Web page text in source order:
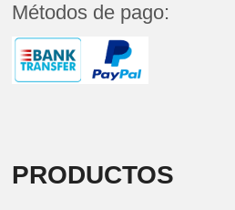
Métodos de pago:
PRODUCTOS